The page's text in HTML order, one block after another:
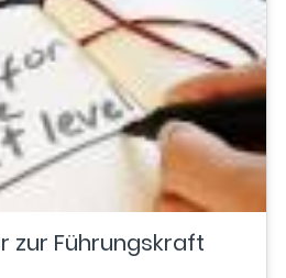
zur Führungskraft